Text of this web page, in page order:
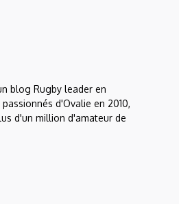
blog Rugby leader en
d'Ovalie en 2010,
d'un million d'amateur de